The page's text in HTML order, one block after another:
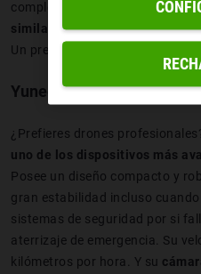
complejas con suma facilidad.
similar a un Smartphoney se
Un precio alucinante para todo
Yuneec Typhoon H Plus
¿Prefieres drones
uno de los dispositivos más
Posee un diseño compacto y
gran estabilidad incluso
sistemas de seguridad por si
aterrizaje de emergencia. Su
kilómetros por hora. Y su